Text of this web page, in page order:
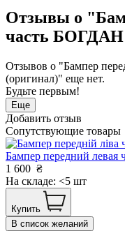
Отзывы о
часть БОГДАН
Отзывов о "Бампер
(оригинал)" еще нет.
Будьте первым!
Еще
Добавить отзыв
Сопутствующие товары
Бампер передний левая
1 600 ₴
На складе: <5 шт
Купить
В список желаний